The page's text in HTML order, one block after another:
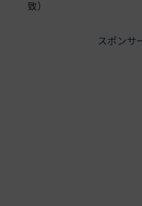
致）
スポンサ